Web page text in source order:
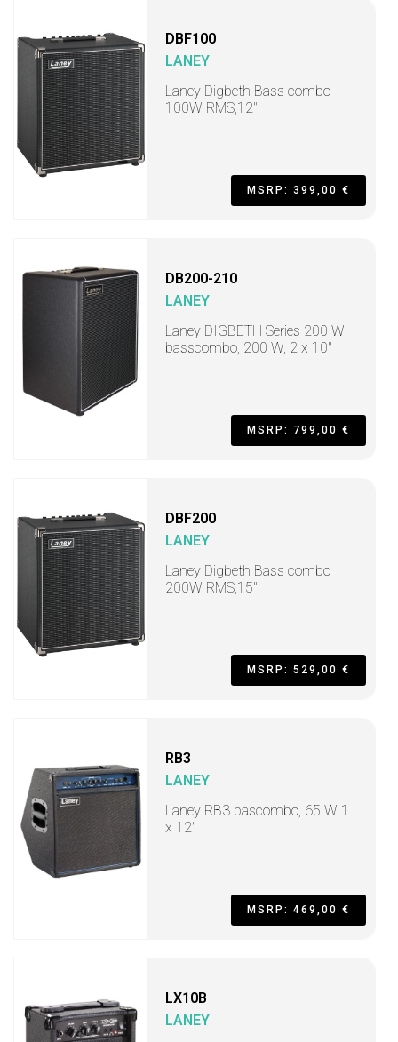
DBF100
LANEY
Laney Digbeth Bass combo
100W RMS,12"
MSRP: 399,00 €
DB200-210
LANEY
Laney DIGBETH Series 200 W
basscombo, 200 W, 2 x 10"
MSRP: 799,00 €
DBF200
LANEY
Laney Digbeth Bass combo
200W RMS,15"
MSRP: 529,00 €
RB3
LANEY
Laney RB3 bascombo, 65 W 1
x 12"
MSRP: 469,00 €
LX10B
LANEY